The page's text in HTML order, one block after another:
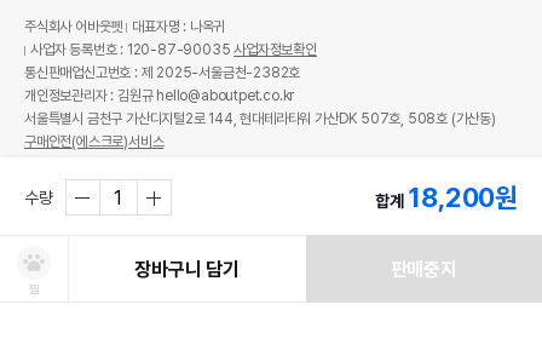
수량 합계 18,200원
찜
장바구니 담기 판매중지
주식회사 어바웃펫
대표자명 : 나옥귀
사업자 등록번호 : 120-87-90035사업자정보확인
통신판매업신고번호 : 제 2025-서울금천-2382호
개인정보관리자 : 김원규 hello@aboutpet.co.kr
서울특별시 금천구 가산디지털2로 144, 현대테라타워 가산DK 507호, 508호 (가산동)
구매안전(에스크로)서비스